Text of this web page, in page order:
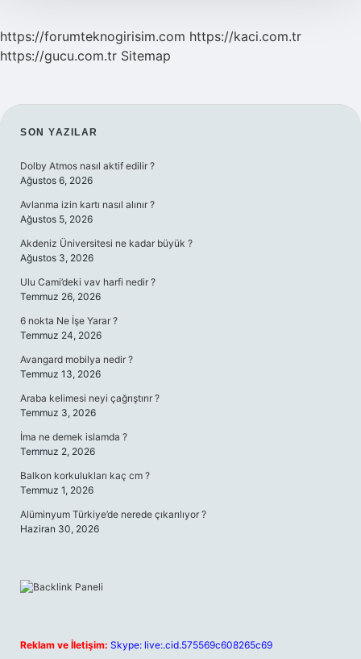
https://forumteknogirisim.com https://kaci.com.tr
https://gucu.com.tr Sitemap
SIDEBAR
SON YAZILAR
Dolby Atmos nasıl aktif edilir ?
Ağustos 6, 2026
Avlanma izin kartı nasıl alınır ?
Ağustos 5, 2026
Akdeniz Üniversitesi ne kadar büyük ?
Ağustos 3, 2026
Ulu Cami’deki vav harfi nedir ?
Temmuz 26, 2026
6 nokta Ne İşe Yarar ?
Temmuz 24, 2026
Avangard mobilya nedir ?
Temmuz 13, 2026
Araba kelimesi neyi çağrıştırır ?
Temmuz 3, 2026
İma ne demek islamda ?
Temmuz 2, 2026
Balkon korkulukları kaç cm ?
Temmuz 1, 2026
Alüminyum Türkiye’de nerede çıkarılıyor ?
Haziran 30, 2026
Reklam ve İletişim: Skype: live:.cid.575569c608265c69